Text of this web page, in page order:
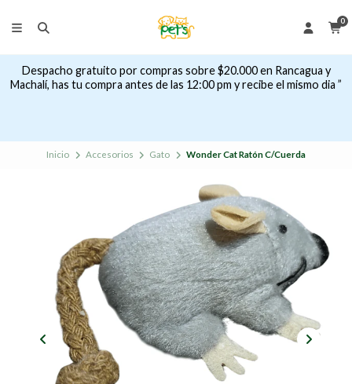
0
Despacho gratuito por compras sobre $20.000 en Rancagua y
Machalí, has tu compra antes de las 12:00 pm y recibe el mismo dia ”
Inicio Accesorios Gato Wonder Cat Ratón C/Cuerda